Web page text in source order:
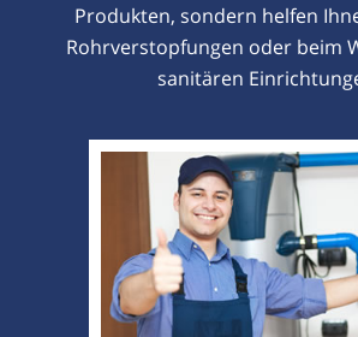
Produkten, sondern helfen
Rohrverstopfungen oder beim
sanitären